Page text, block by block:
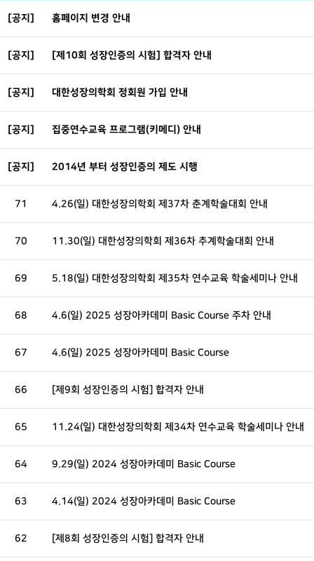
[공지] 홈페이지 변경 안내
[공지] [제10회 성장인증의 시험] 합격자 안내
[공지] 대한성장의학회 정회원 가입 안내
[공지] 집중연수교육 프로그램(키메디) 안내
[공지] 2014년 부터 성장인증의 제도 시행
71 4.26(일) 대한성장의학회 제37차 춘계학술대회 안내
70 11.30(일) 대한성장의학회 제36차 추계학술대회 안내
69 5.18(일) 대한성장의학회 제35차 연수교육 학술세미나 안내
68 4.6(일) 2025 성장아카데미 Basic Course 주차 안내
67 4.6(일) 2025 성장아카데미 Basic Course
66 [제9회 성장인증의 시험] 합격자 안내
65 11.24(일) 대한성장의학회 제34차 연수교육 학술세미나 안내
64 9.29(일) 2024 성장아카데미 Basic Course
63 4.14(일) 2024 성장아카데미 Basic Course
62 [제8회 성장인증의 시험] 합격자 안내